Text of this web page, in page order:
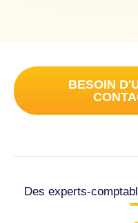
BESOIN
Des experts-